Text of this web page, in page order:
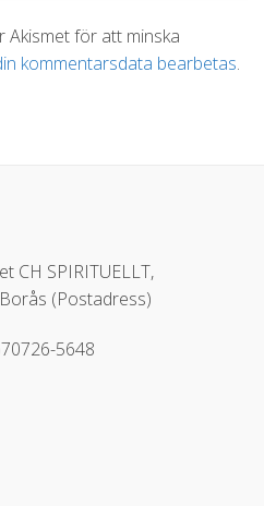
Akismet för att minska
kommentarsdata bearbetas.
CH SPIRITUELLT,
(Postadress)
5648